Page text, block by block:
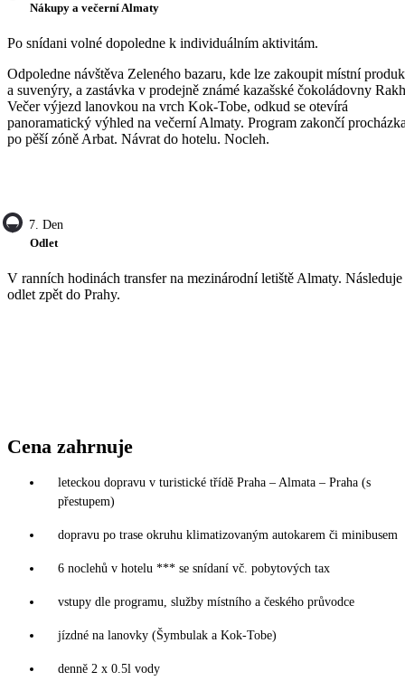
Nákupy a večerní Almaty
Po snídani volné dopoledne k individuálním aktivitám.
Odpoledne návštěva Zeleného bazaru, kde lze zakoupit místní
a suvenýry, a zastávka v prodejně známé kazašské čokoládovny
Večer výjezd lanovkou na vrch Kok-Tobe, odkud se otevírá
panoramatický výhled na večerní Almaty. Program zakončí
po pěší zóně Arbat. Návrat do hotelu. Nocleh.
7. Den
Odlet
V ranních hodinách transfer na mezinárodní letiště Almaty. Následuje
odlet zpět do Prahy.
Cena zahrnuje
leteckou dopravu v turistické třídě Praha – Almata – Praha (s
přestupem)
dopravu po trase okruhu klimatizovaným autokarem či minibusem
6 noclehů v hotelu *** se snídaní vč. pobytových tax
vstupy dle programu, služby místního a českého průvodce
jízdné na lanovky (Šymbulak a Kok-Tobe)
denně 2 x 0.5l vody